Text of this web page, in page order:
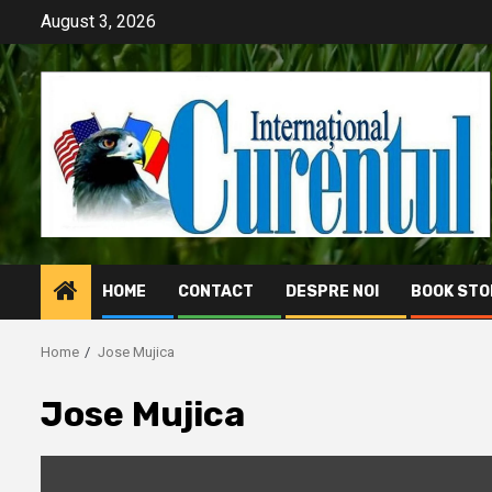
content
August 3, 2026
HOME CONTACT DESPRE NOI BOOK
Home Jose Mujica
Jose Mujica